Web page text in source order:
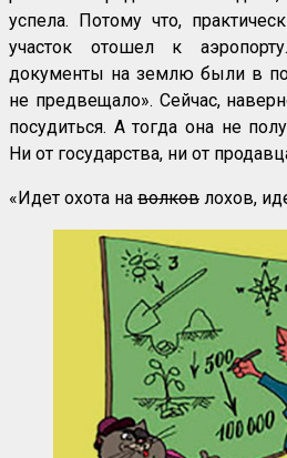
успела. Потому что,
участок отошел к
документы на землю были в
не предвещало». Сейчас,
посудиться. А тогда она не
Ни от государства, ни от
«Идет охота на волков лохов,